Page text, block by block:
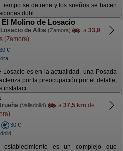
tiempo se detiene y los sueños se hacen
dobl ...
El Molino de Losacio
Losacio de Alba (Zamora) a 33,9
(Zamora)
€
Losacio es en la actualidad, una Posada
por la preocupación por el detalle,
instalaci ...
(Valladolid) a 37,5 km de
30 €
establecimiento es un complejo que